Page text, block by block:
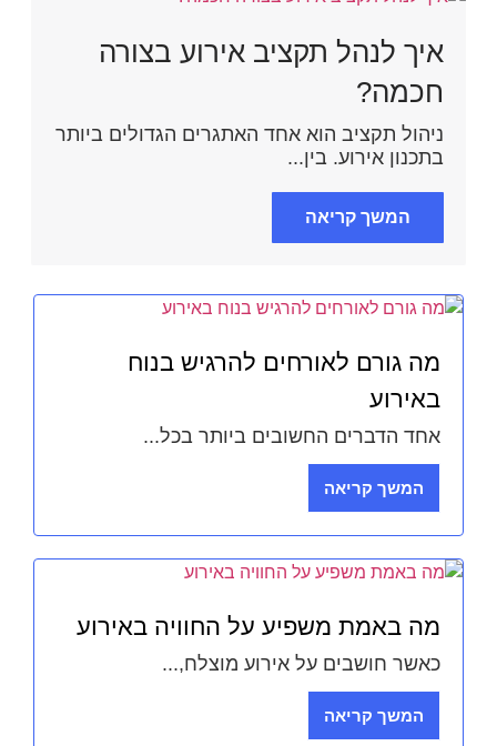
איך לנהל תקציב אירוע בצורה
חכמה?
ניהול תקציב הוא אחד האתגרים הגדולים ביותר
בתכנון אירוע. בין...
המשך קריאה
מה גורם לאורחים להרגיש בנוח
באירוע
אחד הדברים החשובים ביותר בכל...
המשך קריאה
מה באמת משפיע על החוויה באירוע
כאשר חושבים על אירוע מוצלח,...
המשך קריאה